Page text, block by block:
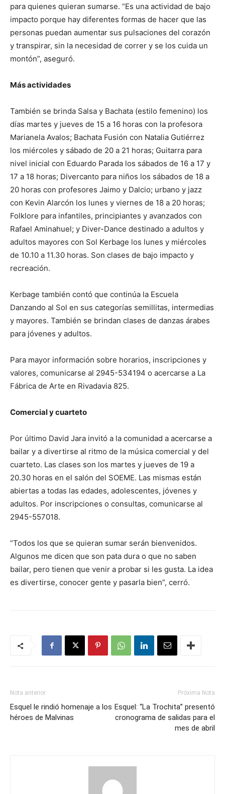
para quienes quieran sumarse. “Es una actividad de bajo
impacto porque hay diferentes formas de hacer que las
personas puedan aumentar sus pulsaciones del corazón
y transpirar, sin la necesidad de correr y se los cuida un
montón”, aseguró.
Más actividades
También se brinda Salsa y Bachata (estilo femenino) los
días martes y jueves de 15 a 16 horas con la profesora
Marianela Avalos; Bachata Fusión con Natalia Gutiérrez
los miércoles y sábado de 20 a 21 horas; Guitarra para
nivel inicial con Eduardo Parada los sábados de 16 a 17 y
17 a 18 horas; Divercanto para niños los sábados de 18 a
20 horas con profesores Jaimo y Dalcio; urbano y jazz
con Kevin Alarcón los lunes y viernes de 18 a 20 horas;
Folklore para infantiles, principiantes y avanzados con
Rafael Aminahuel; y Diver-Dance destinado a adultos y
adultos mayores con Sol Kerbage los lunes y miércoles
de 10.10 a 11.30 horas. Son clases de bajo impacto y
recreación.
Kerbage también contó que continúa la Escuela
Danzando al Sol en sus categorías semillitas, intermedias
y mayores. También se brindan clases de danzas árabes
para jóvenes y adultos.
Para mayor información sobre horarios, inscripciones y
valores, comunicarse al 2945-534194 o acercarse a La
Fábrica de Arte en Rivadavia 825.
Comercial y cuarteto
Por último David Jara invitó a la comunidad a acercarse a
bailar y a divertirse al ritmo de la música comercial y del
cuarteto. Las clases son los martes y jueves de 19 a
20.30 horas en el salón del SOEME. Las mismas están
abiertas a todas las edades, adolescentes, jóvenes y
adultos. Por inscripciones o consultas, comunicarse al
2945-557018.
“Todos los que se quieran sumar serán bienvenidos.
Algunos me dicen que son pata dura o que no saben
bailar, pero tienen que venir a probar si les gusta. La idea
es divertirse, conocer gente y pasarla bien”, cerró.
Nota anterior
Esquel le rindió homenaje a los
héroes de Malvinas
Próxima Nota
Esquel: “La Trochita” presentó
cronograma de salidas para el
mes de abril